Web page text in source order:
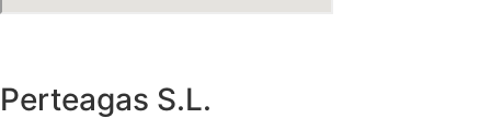
Perteagas S.L.